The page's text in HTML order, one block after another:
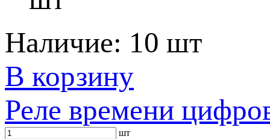
Наличие: 10 шт
В корзину
Реле времени
шт